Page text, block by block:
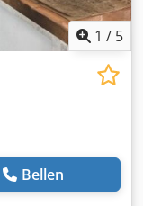
1 / 5
Bellen